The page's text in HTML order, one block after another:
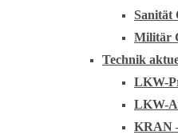
Sanität
Militär
Technik
LKW-
LKW-
KRAN